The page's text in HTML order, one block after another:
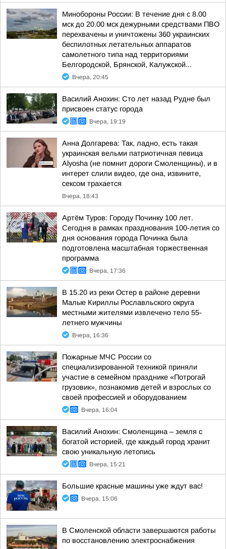
Минобороны России: В течение дня с 8.00
мск до 20.00 мск дежурными средствами ПВО
перехвачены и уничтожены 360 украинских
беспилотных летательных аппаратов
самолетного типа над территориями
Белгородской, Брянской, Калужской...
Вчера, 20:45
Василий Анохин: Сто лет назад Рудне был
присвоен статус города
Вчера, 19:19
Анна Долгарева: Так, ладно, есть такая
украинская вельми патриотичная певица
Alyosha (не помнит дороги Смоленщины), и в
интерет слили видео, где она, извините,
сексом трахается
Вчера, 18:43
Артём Туров: Городу Починку 100 лет.
Сегодня в рамках празднования 100-летия со
дня основания города Починка была
подготовлена масштабная торжественная
программа
Вчера, 17:36
В 15.20 из реки Остер в районе деревни
Малые Кириллы Рославльского округа
местными жителями извлечено тело 55-
летнего мужчины
Вчера, 16:36
Пожарные МЧС России со
специализированной техникой приняли
участие в семейном празднике «Потрогай
грузовик», познакомив детей и взрослых со
своей профессией и оборудованием
Вчера, 16:04
Василий Анохин: Смоленщина – земля с
богатой историей, где каждый город хранит
свою уникальную летопись
Вчера, 15:21
Большие красные машины уже ждут вас!
Вчера, 15:06
В Смоленской области завершаются работы
по восстановлению электроснабжения